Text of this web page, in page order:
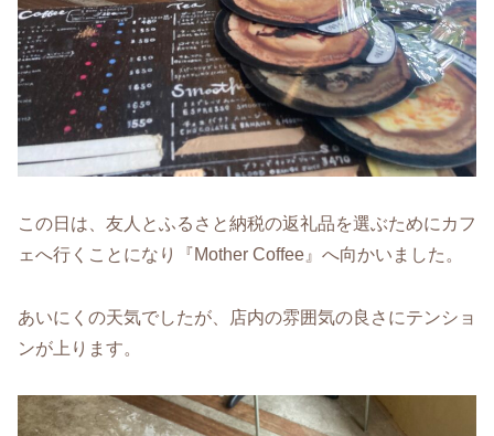
この日は、友人とふるさと納税の返礼品を選ぶためにカフ
ェへ行くことになり『Mother Coffee』へ向かいました。
あいにくの天気でしたが、店内の雰囲気の良さにテンショ
ンが上ります。